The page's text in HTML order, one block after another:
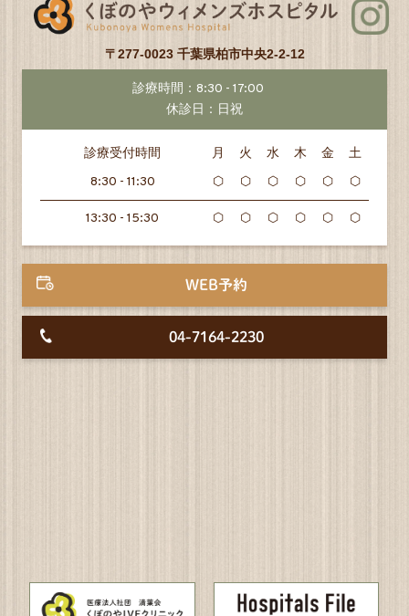
〒277-0023 千葉県柏市中央2-2-12
診療時間：8:30 - 17:00
休診日：日祝
診療受付時間 月 火 水 木 金
土
8:30 - 11:30
⬡ ⬡ ⬡ ⬡ ⬡ ⬡
13:30 - 15:30 ⬡ ⬡ ⬡ ⬡ ⬡ ⬡
WEB予約
04-7164-2230